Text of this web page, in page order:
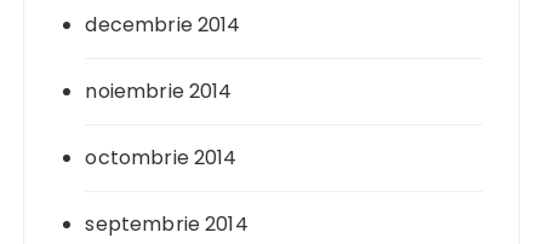
decembrie 2014
noiembrie 2014
octombrie 2014
septembrie 2014